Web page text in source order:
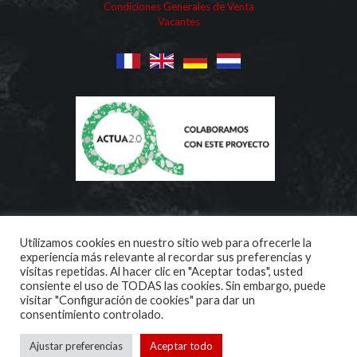
Condiciones Generales de Venta
Vacantes
Copyright ©2026 | Aridos Internacionales | All Rights
Utilizamos cookies en nuestro sitio web para ofrecerle la
experiencia más relevante al recordar sus preferencias y
visitas repetidas. Al hacer clic en "Aceptar todas", usted
consiente el uso de TODAS las cookies. Sin embargo, puede
visitar "Configuración de cookies" para dar un
consentimiento controlado.
Ajustar preferencias Aceptar todo